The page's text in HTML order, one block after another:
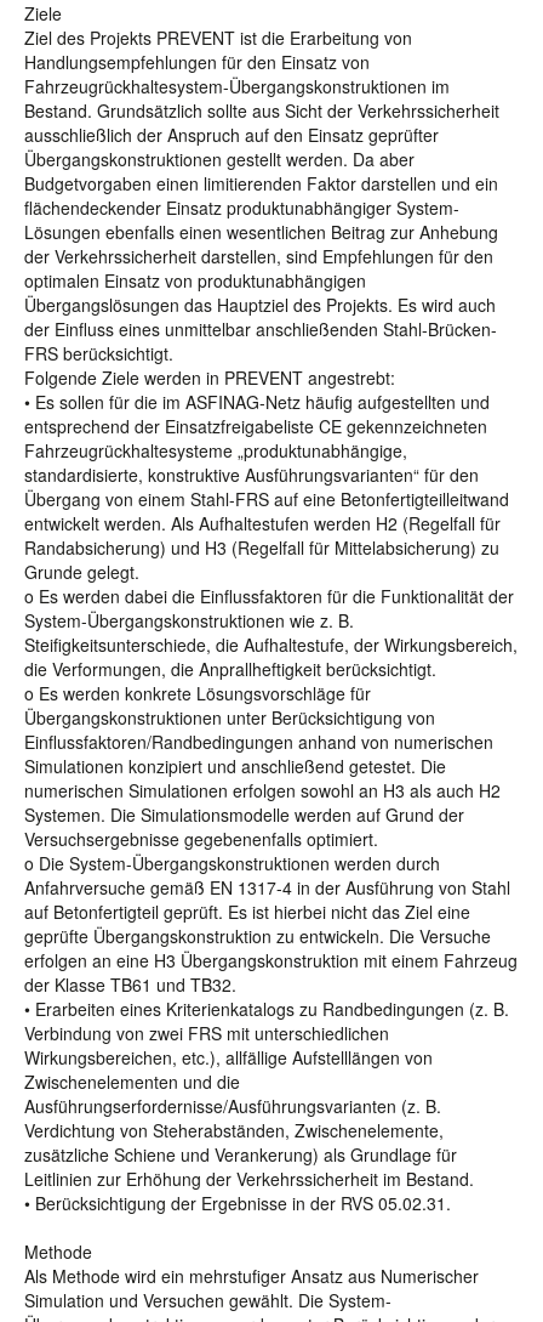
Ziele
Ziel des Projekts PREVENT ist die Erarbeitung von
Handlungsempfehlungen für den Einsatz von
Fahrzeugrückhaltesystem-Übergangskonstruktionen im
Bestand. Grundsätzlich sollte aus Sicht der Verkehrssicherheit
ausschließlich der Anspruch auf den Einsatz geprüfter
Übergangskonstruktionen gestellt werden. Da aber
Budgetvorgaben einen limitierenden Faktor darstellen und ein
flächendeckender Einsatz produktunabhängiger System-
Lösungen ebenfalls einen wesentlichen Beitrag zur Anhebung
der Verkehrssicherheit darstellen, sind Empfehlungen für den
optimalen Einsatz von produktunabhängigen
Übergangslösungen das Hauptziel des Projekts. Es wird auch
der Einfluss eines unmittelbar anschließenden Stahl-Brücken-
FRS berücksichtigt.
Folgende Ziele werden in PREVENT angestrebt:
• Es sollen für die im ASFINAG-Netz häufig aufgestellten und
entsprechend der Einsatzfreigabeliste CE gekennzeichneten
Fahrzeugrückhaltesysteme „produktunabhängige,
standardisierte, konstruktive Ausführungsvarianten“ für den
Übergang von einem Stahl-FRS auf eine Betonfertigteilleitwand
entwickelt werden. Als Aufhaltestufen werden H2 (Regelfall für
Randabsicherung) und H3 (Regelfall für Mittelabsicherung) zu
Grunde gelegt.
o Es werden dabei die Einflussfaktoren für die Funktionalität der
System-Übergangskonstruktionen wie z. B.
Steifigkeitsunterschiede, die Aufhaltestufe, der Wirkungsbereich,
die Verformungen, die Anprallheftigkeit berücksichtigt.
o Es werden konkrete Lösungsvorschläge für
Übergangskonstruktionen unter Berücksichtigung von
Einflussfaktoren/Randbedingungen anhand von numerischen
Simulationen konzipiert und anschließend getestet. Die
numerischen Simulationen erfolgen sowohl an H3 als auch H2
Systemen. Die Simulationsmodelle werden auf Grund der
Versuchsergebnisse gegebenenfalls optimiert.
o Die System-Übergangskonstruktionen werden durch
Anfahrversuche gemäß EN 1317-4 in der Ausführung von Stahl
auf Betonfertigteil geprüft. Es ist hierbei nicht das Ziel eine
geprüfte Übergangskonstruktion zu entwickeln. Die Versuche
erfolgen an eine H3 Übergangskonstruktion mit einem Fahrzeug
der Klasse TB61 und TB32.
• Erarbeiten eines Kriterienkatalogs zu Randbedingungen (z. B.
Verbindung von zwei FRS mit unterschiedlichen
Wirkungsbereichen, etc.), allfällige Aufstelllängen von
Zwischenelementen und die
Ausführungserfordernisse/Ausführungsvarianten (z. B.
Verdichtung von Steherabständen, Zwischenelemente,
zusätzliche Schiene und Verankerung) als Grundlage für
Leitlinien zur Erhöhung der Verkehrssicherheit im Bestand.
• Berücksichtigung der Ergebnisse in der RVS 05.02.31.
Methode
Als Methode wird ein mehrstufiger Ansatz aus Numerischer
Simulation und Versuchen gewählt. Die System-